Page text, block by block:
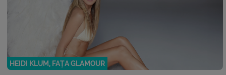
HEIDI KLUM, FAȚA GLAMOUR